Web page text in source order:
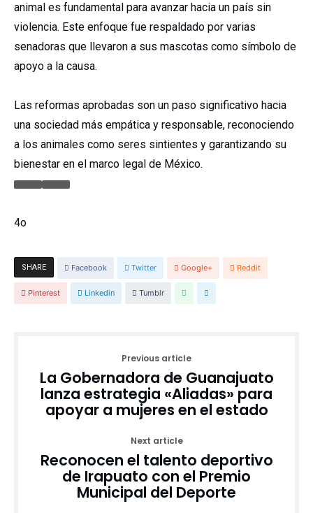
animal es fundamental para avanzar hacia un país sin
violencia. Este enfoque fue respaldado por varias
senadoras que llevaron a sus mascotas como símbolo de
apoyo a la causa.
Las reformas aprobadas son un paso significativo hacia
una sociedad más empática y responsable, reconociendo
a los animales como seres sintientes y garantizando su
bienestar en el marco legal de México.
4o
SHARE Facebook Twitter Google+ Reddit
Pinterest Linkedin Tumblr
Previous article
La Gobernadora de Guanajuato
lanza estrategia «Aliadas» para
apoyar a mujeres en el estado
Next article
Reconocen el talento deportivo
de Irapuato con el Premio
Municipal del Deporte